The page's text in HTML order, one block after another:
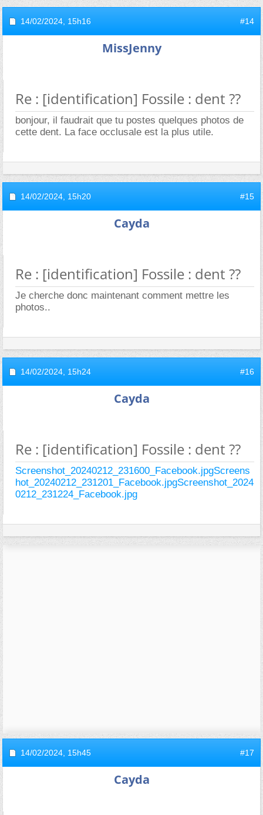
14/02/2024, 15h16 #14
MissJenny
Re : [identification] Fossile : dent ??
bonjour, il faudrait que tu postes quelques photos de
cette dent. La face occlusale est la plus utile.
14/02/2024, 15h20 #15
Cayda
Re : [identification] Fossile : dent ??
Je cherche donc maintenant comment mettre les
photos..
14/02/2024, 15h24 #16
Cayda
Re : [identification] Fossile : dent ??
Screenshot_20240212_231600_Facebook.jpgScreens
hot_20240212_231201_Facebook.jpgScreenshot_2024
0212_231224_Facebook.jpg
14/02/2024, 15h45 #17
Cayda